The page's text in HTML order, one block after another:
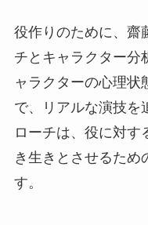
役作りのために、齋
チとキャラクター分
ャラクターの心理状
で、リアルな演技を
ローチは、役に対す
き生きとさせるため
す。